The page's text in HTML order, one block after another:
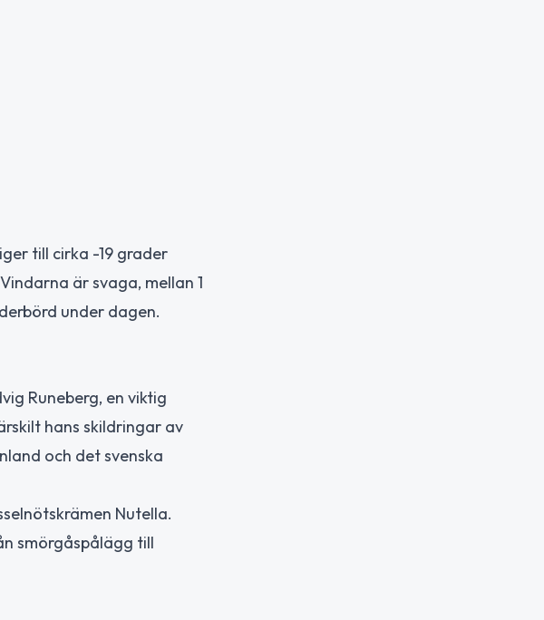
till cirka -19 grader
är svaga, mellan 1
under dagen.
Runeberg, en viktig
hans skildringar av
och det svenska
Nutella.
smörgåspålägg till